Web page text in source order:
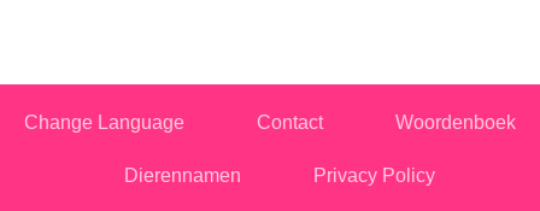
Change Language Contact Woordenboek
Dierennamen Privacy Policy